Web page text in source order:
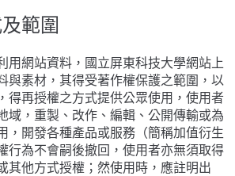
範圍
用網站資料，國立屏東科技大學網站上
與素材，其得受著作權保護之範圍，以
得再授權之方式提供公眾使用，使用者
域，重製、改作、編輯、公開傳輸或為
，開發各種產品或服務（簡稱加值衍生
行為不會嗣後撤回，使用者亦無須取得
其他方式授權；然使用時，應註明出